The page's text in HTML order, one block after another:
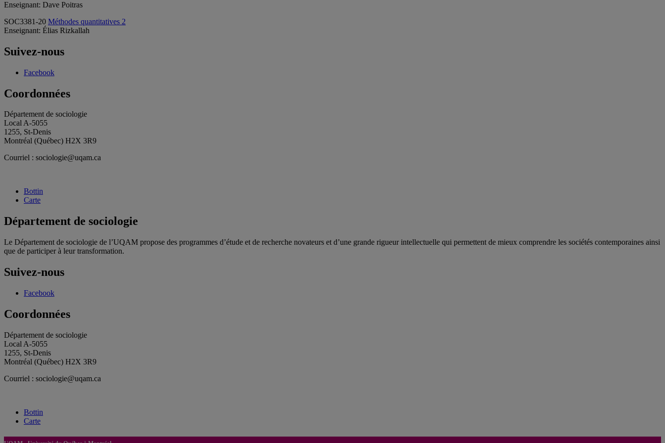
Enseignant: Dave Poitras
SOC3381-20 Méthodes quantitatives 2
Enseignant: Élias Rizkallah
Suivez-nous
Facebook
Coordonnées
Département de sociologie
Local A-5055
1255, St-Denis
Montréal (Québec) H2X 3R9
Courriel : sociologie@uqam.ca
Bottin
Carte
Département de sociologie
Le Département de sociologie de l’UQAM propose des programmes d’étude et de recherche novateurs et d’une grande rigueur intellectuelle qui permettent de mieux comprendre les sociétés contemporaines ainsi
que de participer à leur transformation.
Suivez-nous
Facebook
Coordonnées
Département de sociologie
Local A-5055
1255, St-Denis
Montréal (Québec) H2X 3R9
Courriel : sociologie@uqam.ca
Bottin
Carte